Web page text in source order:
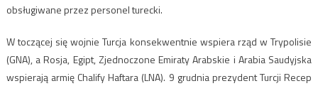
obsługiwane przez personel turecki.
W toczącej się wojnie Turcja konsekwentnie wspiera rząd w Trypolisie
(GNA), a Rosja, Egipt, Zjednoczone Emiraty Arabskie i Arabia Saudyjska
wspierają armię Chalify Haftara (LNA). 9 grudnia prezydent Turcji Recep